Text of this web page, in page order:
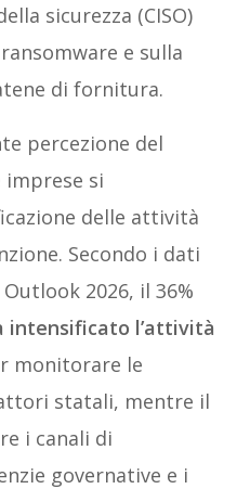
sicurezza (CISO)
e sulla
di fornitura.
percezione del
si
delle attività
Secondo i dati
2026, il 36%
intensificato l’attività
monitorare le
statali, mentre il
i canali di
governative e i